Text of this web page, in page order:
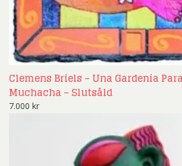
Clemens Briels – Una Gardenia
Muchacha – Slutsåld
7.000 kr